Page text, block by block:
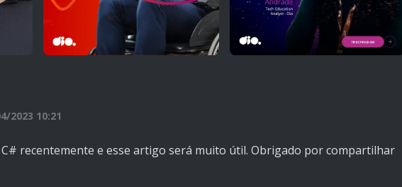
2023 10:21
recentemente e esse artigo será muito útil. Obrigado por compartilhar